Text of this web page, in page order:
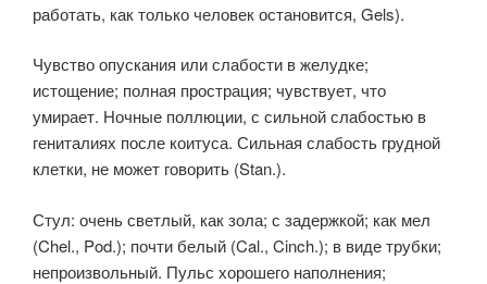
работать, как только человек остановится, Gels).
Чувство опускания или слабости в желудке;
истощение; полная прострация; чувствует, что
умирает. Ночные поллюции, с сильной слабостью в
гениталиях после коитуса. Сильная слабость грудной
клетки, не может говорить (Stan.).
Стул: очень светлый, как зола; с задержкой; как мел
(Chel., Pod.); почти белый (Cal., Cinch.); в виде трубки;
непроизвольный. Пульс хорошего наполнения;